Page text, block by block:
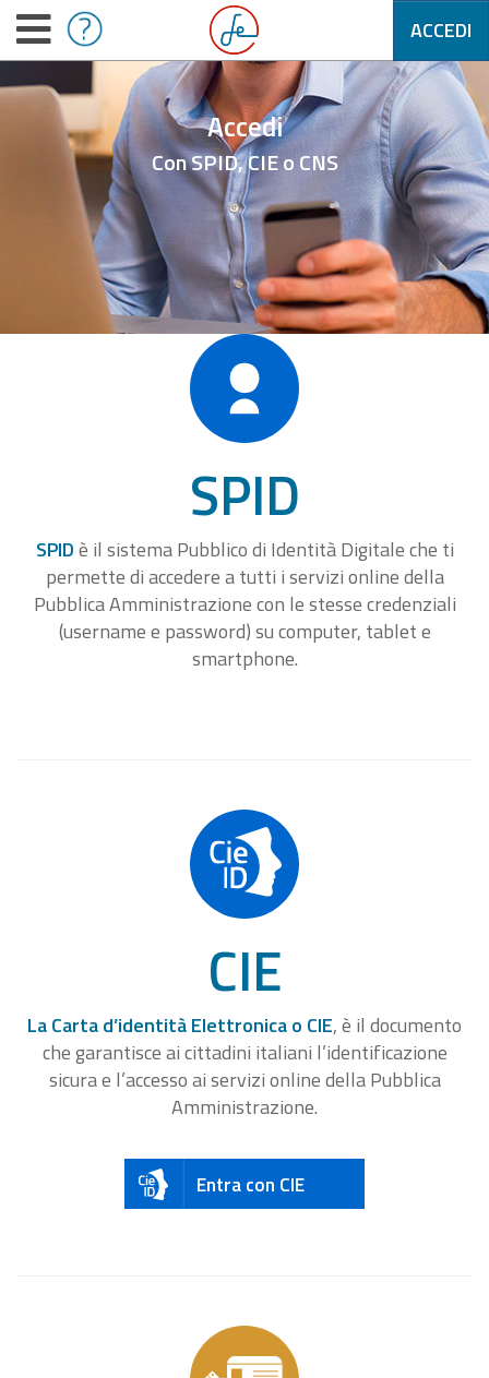
ACCEDI
Accedi
Con SPID, CIE o CNS
SPID
SPIDè il sistema Pubblico di Identità Digitale che ti
permette di accedere a tutti i servizi online della
Pubblica Amministrazione con le stesse credenziali
(username e password) su computer, tablet e
smartphone.
CIE
La Carta d’identità Elettronica o CIE, è il documento
che garantisce ai cittadini italiani l’identificazione
sicura e l’accesso ai servizi online della Pubblica
Amministrazione.
Entra con CIE